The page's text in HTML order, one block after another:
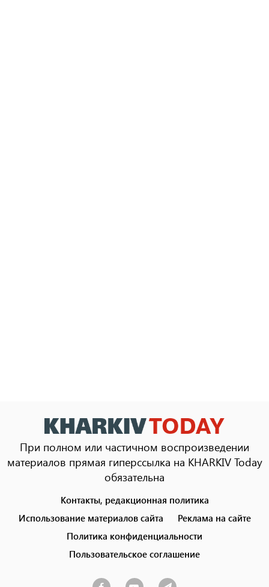
При полном или частичном воспроизведении
материалов прямая гиперссылка на KHARKIV Today
обязательна
menu
Контакты, редакционная политика
Использование материалов сайта
Реклама на сайте
Политика конфиденциальности
Пользовательское соглашение